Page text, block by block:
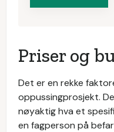
Priser og
Det er en rekke
oppussingprosjekt.
nøyaktig hva et
en fagperson på